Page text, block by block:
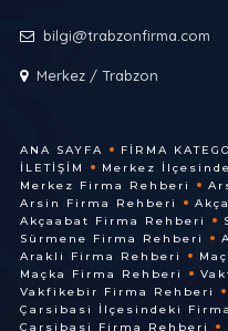
bilgi@trabzonfirma.com
Merkez / Trabzon
ANA SAYFA FIRMA
İLETIŞIM
Merkez
Merkez Firma Rehberi
Arsin Firma Rehberi
Akçaabat Firma Rehberi
Sürmene Firma Rehberi
Arakli Firma Rehberi
Maçka Firma Rehberi
Vakfikebir Firma Rehberi
Çarsibasi İlçesindeki
Çarsibasi Firma Rehberi